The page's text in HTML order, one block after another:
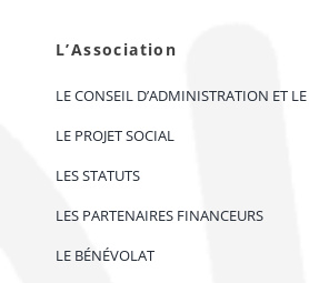
L’Association
LE CONSEIL D’ADMINISTRATION ET
LE PROJET SOCIAL
LES STATUTS
LES PARTENAIRES FINANCEURS
LE BÉNÉVOLAT